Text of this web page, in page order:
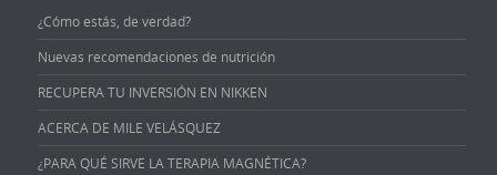
¿Cómo estás, de verdad?
Nuevas recomendaciones de nutrición
RECUPERA TU INVERSIÓN EN NIKKEN
ACERCA DE MILE VELÁSQUEZ
¿PARA QUÉ SIRVE LA TERAPIA MAGNÉTICA?